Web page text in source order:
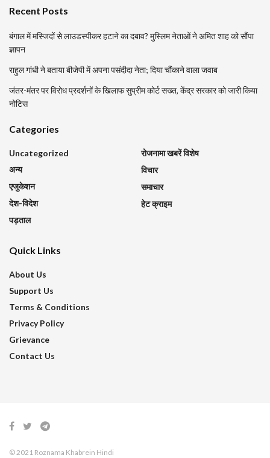
Recent Posts
बंगाल में मस्जिदों से लाउडस्पीकर हटाने का दबाव? मुस्लिम नेताओं ने अमित शाह को सौंपा
ज्ञापन
राहुल गांधी ने बताया बीजेपी में अपना पसंदीदा नेता; दिया चौंकाने वाला जवाब
जंतर-मंतर पर विरोध प्रदर्शनों के खिलाफ सुप्रीम कोर्ट सख्त, केंद्र सरकार को जारी किया
नोटिस
Categories
Uncategorized
अन्य
एजुकेशन
देश-विदेश
पड़ताल
रोजनामा खबरें विशेष
विचार
समाचार
हेट क्राइम
Quick Links
About Us
Support Us
Terms & Conditions
Privacy Policy
Grievance
Contact Us
© 2021 Roznama Khabrein Hindi